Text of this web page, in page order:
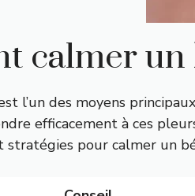
calmer
l’un des moyens
efficacement à ces
stratégies pour calmer un